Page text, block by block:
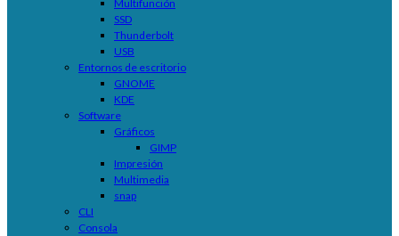
Multifunción
SSD
Thunderbolt
USB
Entornos de escritorio
GNOME
KDE
Software
Gráficos
GIMP
Impresión
Multimedia
snap
CLI
Consola